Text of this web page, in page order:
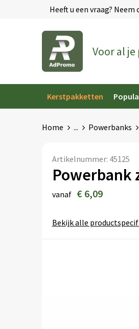
Heeft u een vraag?
Voor al
Kerstpakketten
Home ... Powerbanks
Artikelnummer: 45125
Powerbank
vanaf € 6,09
Bekijk alle